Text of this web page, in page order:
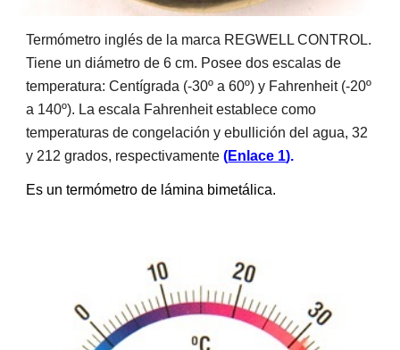
Termómetro inglés de la marca REGWELL CONTROL.
Tiene un diámetro de 6 cm. Posee dos escalas de
temperatura: Centígrada (-30º a 60º) y Fahrenheit (-20º
a 140º). La escala Fahrenheit establece como
temperaturas de congelación y ebullición del agua, 32
y 212 grados, respectivamente(Enlace 1).
Es un termómetro de lámina bimetálica.